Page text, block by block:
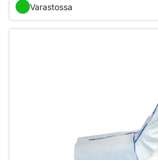
Varastossa